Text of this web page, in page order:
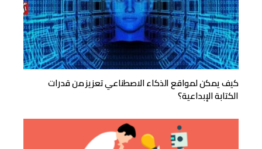
كيف يمكن لمواقع الذكاء الاصطناعي تعزيز من قدرات
الكتابة الإبداعية؟